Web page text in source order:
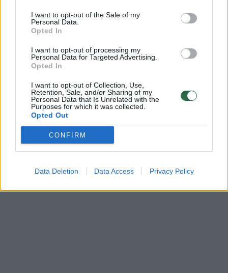
I want to opt-out of the Sale of my
Personal Data.
Opted In
I want to opt-out of processing my
Personal Data for Targeted Advertising.
Opted In
I want to opt-out of Collection, Use,
Retention, Sale, and/or Sharing of my
Personal Data that Is Unrelated with the
Purposes for which it was collected.
Opted Out
CONFIRM
Data Deletion Data Access Privacy Policy
Menininkas Vašingtone sukūrė dviejų futbolo aikščių
dydžio veidą
Žinios | Pramogos
Panevėžietis dviračių detales paverčia išskirtiniais
kūriniais
Žinios | Gyvenimo būdas